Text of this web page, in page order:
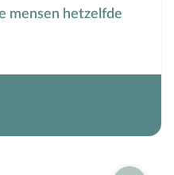
mensen hetzelfde